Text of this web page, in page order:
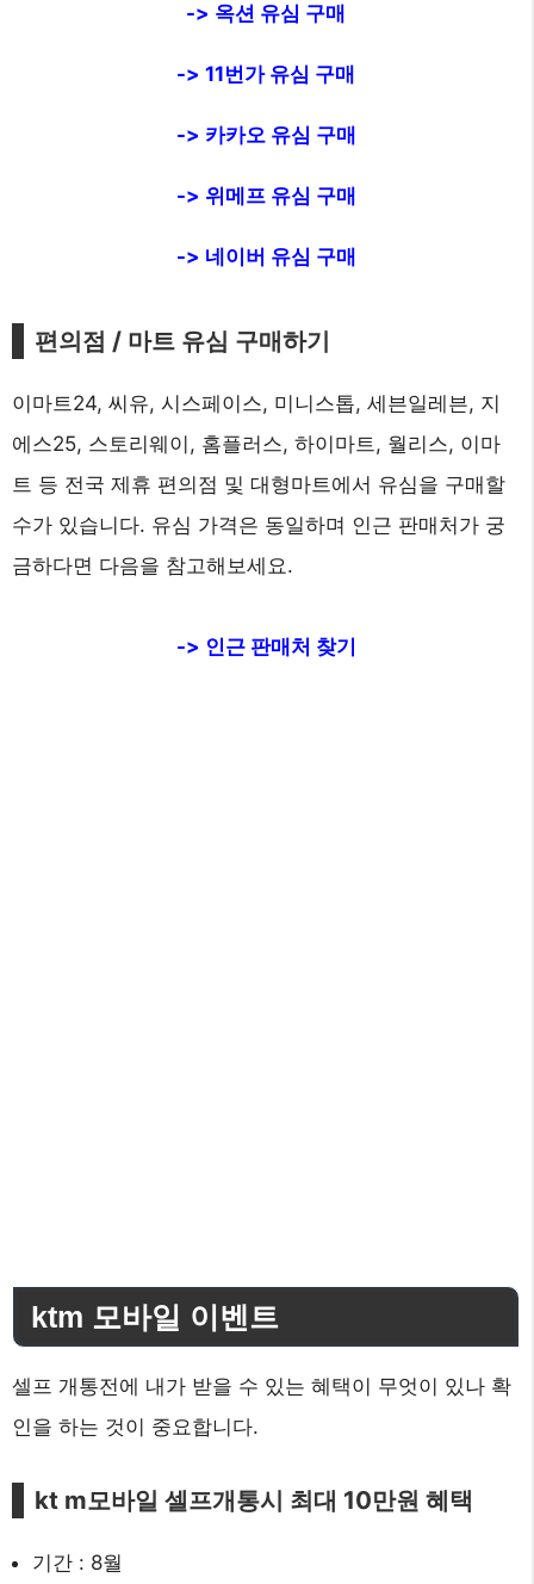
-> 옥션 유심 구매
-> 11번가 유심 구매
-> 카카오 유심 구매
-> 위메프 유심 구매
-> 네이버 유심 구매
편의점 / 마트 유심 구매하기
이마트24, 씨유, 시스페이스, 미니스톱, 세븐일레븐, 지
에스25, 스토리웨이, 홈플러스, 하이마트, 월리스, 이마
트 등 전국 제휴 편의점 및 대형마트에서 유심을 구매할
수가 있습니다. 유심 가격은 동일하며 인근 판매처가 궁
금하다면 다음을 참고해보세요.
-> 인근 판매처 찾기
ktm 모바일 이벤트
셀프 개통전에 내가 받을 수 있는 혜택이 무엇이 있나 확
인을 하는 것이 중요합니다.
kt m모바일 셀프개통시 최대 10만원 혜택
기간 : 8월